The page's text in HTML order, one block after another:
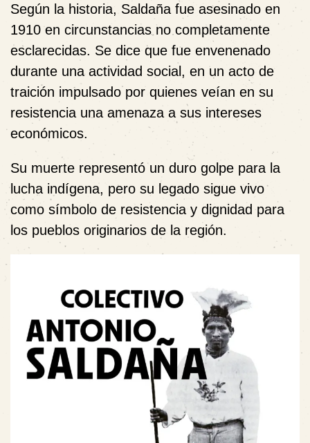
Según la historia, Saldaña fue asesinado en
1910 en circunstancias no completamente
esclarecidas. Se dice que fue envenenado
durante una actividad social, en un acto de
traición impulsado por quienes veían en su
resistencia una amenaza a sus intereses
económicos.
Su muerte representó un duro golpe para la
lucha indígena, pero su legado sigue vivo
como símbolo de resistencia y dignidad para
los pueblos originarios de la región.